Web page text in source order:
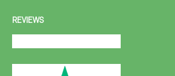
REVIEWS